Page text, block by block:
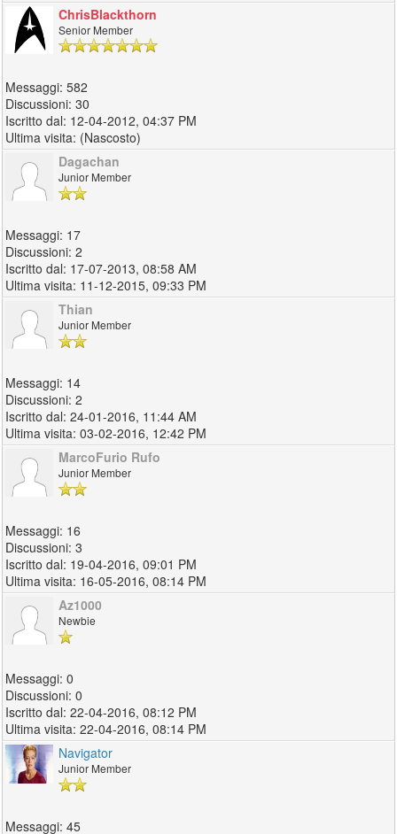
ChrisBlackthorn
Senior Member
582
30
12-04-2012, 04:37 PM
(Nascosto)
Dagachan
Junior Member
17
2
17-07-2013, 08:58 AM
11-12-2015, 09:33 PM
Thian
Junior Member
14
2
24-01-2016, 11:44 AM
03-02-2016, 12:42 PM
MarcoFurio Rufo
Junior Member
16
3
19-04-2016, 09:01 PM
16-05-2016, 08:14 PM
Az1000
Newbie
0
0
22-04-2016, 08:12 PM
22-04-2016, 08:14 PM
Navigator
Junior Member
45